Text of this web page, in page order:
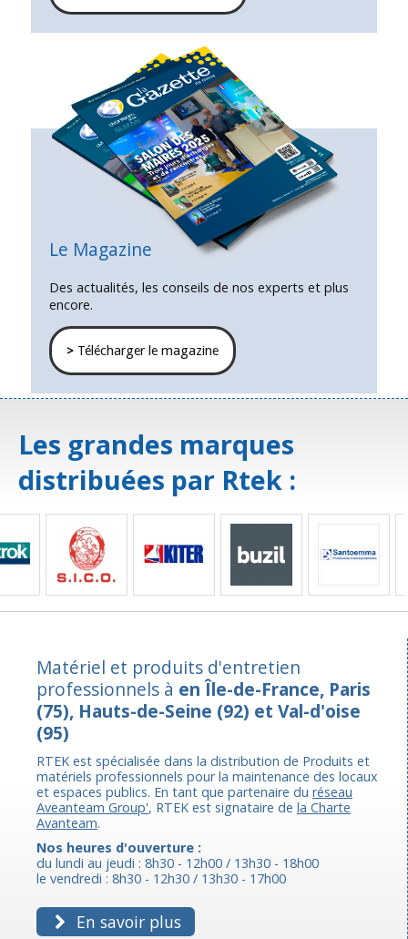
Le Magazine
Des actualités, les conseils de nos experts et plus
encore.
>Télécharger le magazine
Les grandes marques
distribuées par Rtek :
Matériel et produits d'entretien
professionnels à en Île-de-France, Paris
(75), Hauts-de-Seine (92) et Val-d'oise
(95)
RTEK est spécialisée dans la distribution de Produits et
matériels professionnels pour la maintenance des locaux
et espaces publics. En tant que partenaire du réseau
Aveanteam Group', RTEK est signataire de la Charte
Avanteam.
Nos heures d'ouverture :
du lundi au jeudi : 8h30 - 12h00 / 13h30 - 18h00
le vendredi : 8h30 - 12h30 / 13h30 - 17h00
En savoir plus